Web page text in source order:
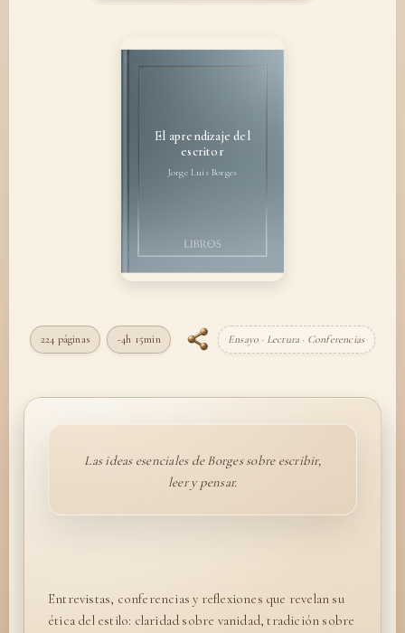
El aprendizaje del
escritor
Jorge Luis Borges
224 páginas ~4h 15min Ensayo · Lectura · Conferencias
Las ideas esenciales de Borges sobre escribir,
leer y pensar.
Entrevistas, conferencias y reflexiones que revelan su
ética del estilo: claridad sobre vanidad, tradición sobre